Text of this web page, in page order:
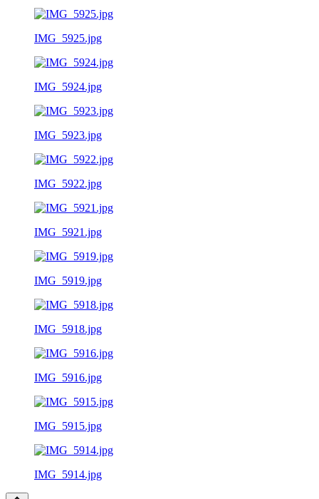
IMG_5925.jpg
IMG_5924.jpg
IMG_5923.jpg
IMG_5922.jpg
IMG_5921.jpg
IMG_5919.jpg
IMG_5918.jpg
IMG_5916.jpg
IMG_5915.jpg
IMG_5914.jpg